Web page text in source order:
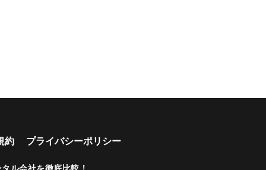
約 プライバシーポリシー
ル会社を徹底比較！